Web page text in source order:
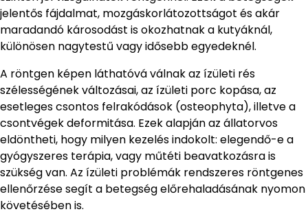
jelentős fájdalmat, mozgáskorlátozottságot és akár
maradandó károsodást is okozhatnak a kutyáknál,
különösen nagytestű vagy idősebb egyedeknél.
A röntgen képen láthatóvá válnak az ízületi rés
szélességének változásai, az ízületi porc kopása, az
esetleges csontos felrakódások (osteophyta), illetve a
csontvégek deformitása. Ezek alapján az állatorvos
eldöntheti, hogy milyen kezelés indokolt: elegendő-e a
gyógyszeres terápia, vagy műtéti beavatkozásra is
szükség van. Az ízületi problémák rendszeres röntgenes
ellenőrzése segít a betegség előrehaladásának nyomon
követésében is.